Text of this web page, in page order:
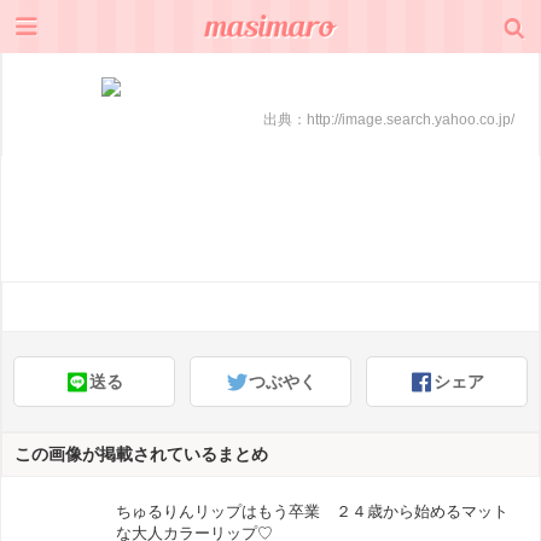
出典： http://image.search.yahoo.co.jp/
送る つぶやく シェア
この画像が掲載されているまとめ
ちゅるりんリップはもう卒業 ２４歳から始めるマット
な大人カラーリップ♡